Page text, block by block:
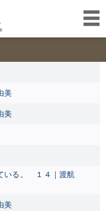
由美
由美
いる。 １４｜渡航
美